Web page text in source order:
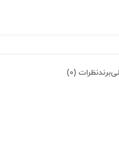
برندنظرات (0)